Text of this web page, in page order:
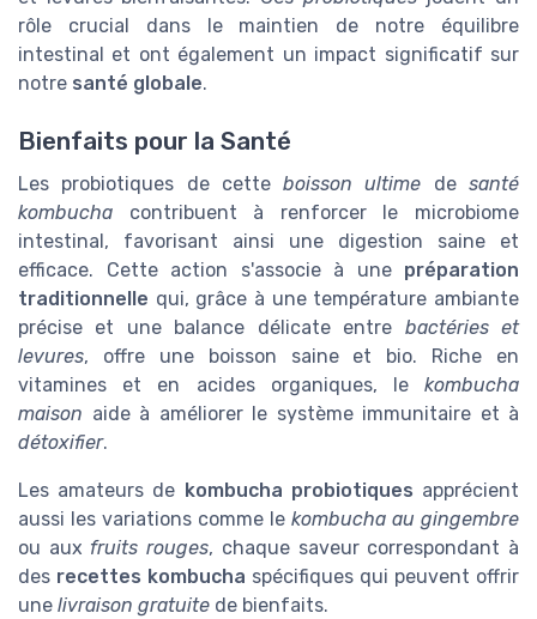
rôle crucial dans le maintien de notre équilibre
intestinal et ont également un impact significatif sur
notre santé globale.
Bienfaits pour la Santé
Les probiotiques de cetteboisson ultime desanté
kombucha contribuent à renforcer le microbiome
intestinal, favorisant ainsi une digestion saine et
efficace. Cette action s'associe à une préparation
traditionnelle qui, grâce à une température ambiante
précise et une balance délicate entre bactéries et
levures, offre une boisson saine et bio. Riche en
vitamines et en acides organiques, le kombucha
maison aide à améliorer le système immunitaire et à
détoxifier.
Les amateurs de kombucha probiotiques apprécient
aussi les variations comme le kombucha au gingembre
ou aux fruits rouges, chaque saveur correspondant à
des recettes kombucha spécifiques qui peuvent offrir
une livraison gratuite de bienfaits.